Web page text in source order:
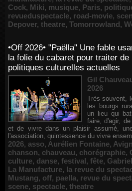
Cock, Miki, musique, Paris,
revueduspectacle, road-movie,
Depover, theatre, Tomorrowland,
•Off 2026• "Paëlla" Une fable
la folie du cabaret pour traiter de
politiques culturelles actuelles
Gil
2026
Très souvent,
les bourgs
un lieu qui
faire, d'agir,
et de vivre dans un plaisir assumé,
l'association, quintessence du vivre
2026, asso, Aurélien Fontaine,
chanson, chauveau, chorégraphie,
culture, danse, festival, fête,
La Manufacture, la revue du
Mustang, off, paella, revue du
scene, spectacle, theatre